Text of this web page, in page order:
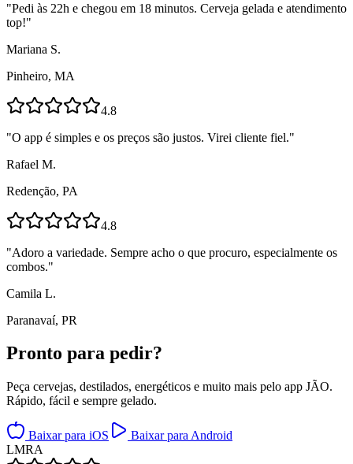
"Pedi às 22h e chegou em 18 minutos. Cerveja gelada e atendimento
top!"
Mariana S.
Pinheiro, MA
4.8
"O app é simples e os preços são justos. Virei cliente fiel."
Rafael M.
Redenção, PA
4.8
"Adoro a variedade. Sempre acho o que procuro, especialmente os
combos."
Camila L.
Paranavaí, PR
Pronto para pedir?
Peça cervejas, destilados, energéticos e muito mais pelo app JÃO.
Rápido, fácil e sempre gelado.
Baixar para iOS
Baixar para Android
LMRA